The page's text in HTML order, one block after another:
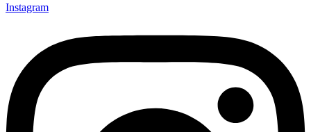
Instagram